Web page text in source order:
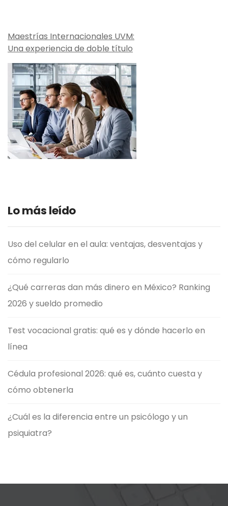
Maestrías Internacionales UVM:
Una experiencia de doble título
Lo más leído
Uso del celular en el aula: ventajas, desventajas y
cómo regularlo
¿Qué carreras dan más dinero en México? Ranking
2026 y sueldo promedio
Test vocacional gratis: qué es y dónde hacerlo en
línea
Cédula profesional 2026: qué es, cuánto cuesta y
cómo obtenerla
¿Cuál es la diferencia entre un psicólogo y un
psiquiatra?